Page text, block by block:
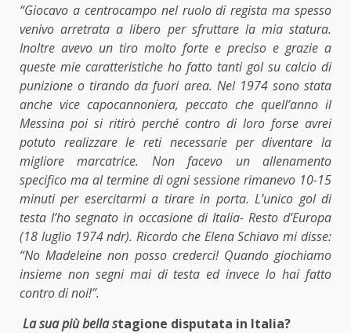
“Giocavo a centrocampo nel ruolo di regista ma spesso
venivo arretrata a libero per sfruttare la mia statura.
Inoltre avevo un tiro molto forte e preciso e grazie a
queste mie caratteristiche ho fatto tanti gol su calcio di
punizione o tirando da fuori area. Nel 1974 sono stata
anche vice capocannoniera, peccato che quell’anno il
Messina poi si ritirò perché contro di loro forse avrei
potuto realizzare le reti necessarie per diventare la
migliore marcatrice. Non facevo un allenamento
specifico ma al termine di ogni sessione rimanevo 10-15
minuti per esercitarmi a tirare in porta. L’unico gol di
testa l’ho segnato in occasione di Italia- Resto d’Europa
(18 luglio 1974 ndr). Ricordo che Elena Schiavo mi disse:
“No Madeleine non posso crederci! Quando giochiamo
insieme non segni mai di testa ed invece lo hai fatto
contro di noi!”.
La sua più bella stagione disputata in Italia?